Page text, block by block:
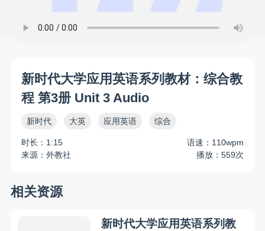
新时代大学应用英语系列教材：综合教
程 第3册 Unit 3 Audio
新时代 大英 应用英语 综合
时长：1:15
语速：110wpm
来源：外教社
播放：559次
相关资源
新时代大学应用英语系列教